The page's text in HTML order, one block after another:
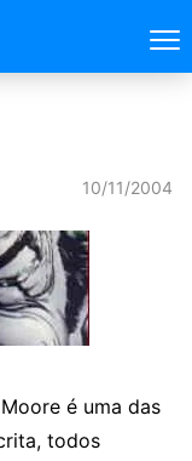
10/11/2004
é uma das
todos